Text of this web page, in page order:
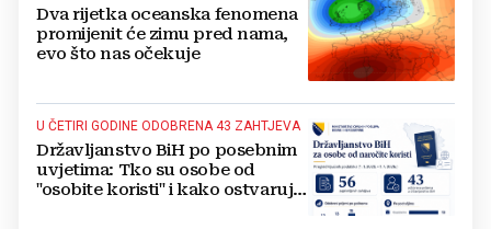
Dva rijetka oceanska fenomena
promijenit će zimu pred nama,
evo što nas očekuje
U ČETIRI GODINE ODOBRENA 43 ZAHTJEVA
Državljanstvo BiH po posebnim
uvjetima: Tko su osobe od
"osobite koristi" i kako ostvaruju